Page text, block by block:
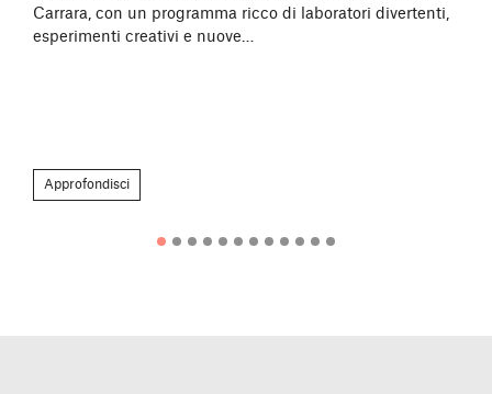
Carrara, con un programma ricco di laboratori divertenti,
esperimenti creativi e nuove…
Approfondisci